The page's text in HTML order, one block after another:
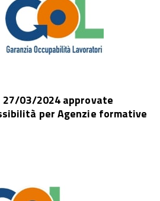
27/03/2024 approvate
per Agenzie formative